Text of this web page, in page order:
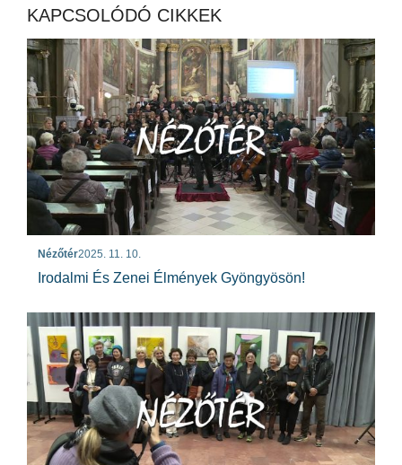
KAPCSOLÓDÓ CIKKEK
Nézőtér2025. 11. 10.
Irodalmi És Zenei Élmények Gyöngyösön!